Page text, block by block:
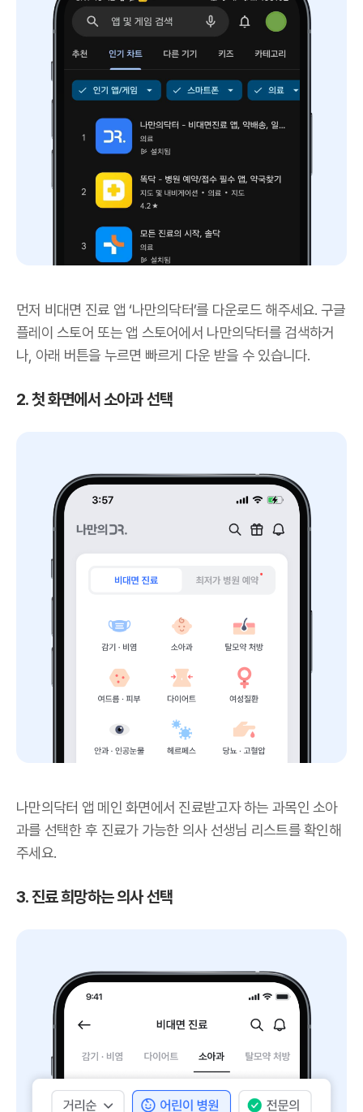
먼저 비대면 진료 앱 ‘나만의닥터’를 다운로드 해주세요. 구글
플레이 스토어 또는 앱 스토어에서 나만의닥터를 검색하거
나, 아래 버튼을 누르면 빠르게 다운 받을 수 있습니다.
2. 첫 화면에서 소아과 선택
나만의닥터 앱 메인 화면에서 진료받고자 하는 과목인 소아
과를 선택한 후 진료가 가능한 의사 선생님 리스트를 확인해
주세요.
3. 진료 희망하는 의사 선택